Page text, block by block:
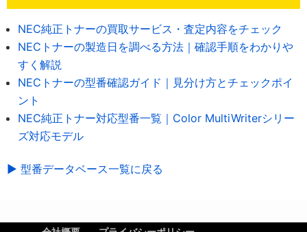
NEC純正トナーの買取サービス・査定内容をチェック
NECトナーの製造日を調べる方法｜確認手順をわかりや
すく解説
NECトナーの型番確認ガイド｜見分け方とチェックポイ
ント
NEC純正トナー対応型番一覧｜Color MultiWriterシリー
ズ対応モデル
▶ 型番データベース一覧に戻る